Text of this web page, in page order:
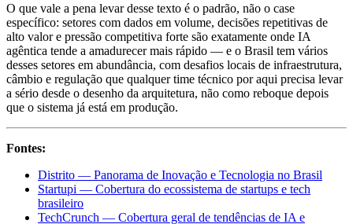
O que vale a pena levar desse texto é o padrão, não o case
específico: setores com dados em volume, decisões repetitivas de
alto valor e pressão competitiva forte são exatamente onde IA
agêntica tende a amadurecer mais rápido — e o Brasil tem vários
desses setores em abundância, com desafios locais de infraestrutura,
câmbio e regulação que qualquer time técnico por aqui precisa levar
a sério desde o desenho da arquitetura, não como reboque depois
que o sistema já está em produção.
Fontes:
Distrito — Panorama de Inovação e Tecnologia no Brasil
Startupi — Cobertura do ecossistema de startups e tech
brasileiro
TechCrunch — Cobertura geral de tendências de IA e